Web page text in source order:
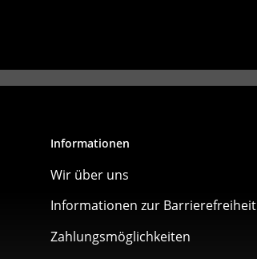
Informationen
Wir über uns
Informationen zur Barrierefreiheit
Zahlungsmöglichkeiten